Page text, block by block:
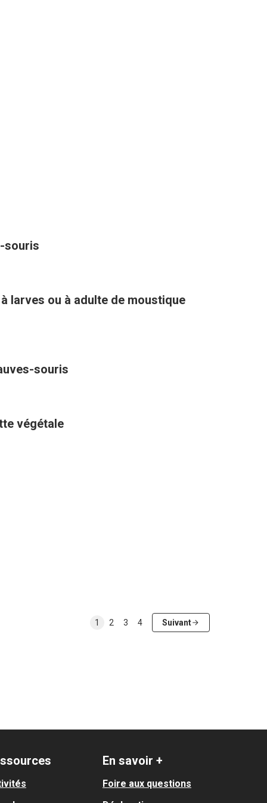
souris
larves ou à adulte de moustique
souris
végétale
1 2 3 4 Suivant
En savoir +
Foire aux questions